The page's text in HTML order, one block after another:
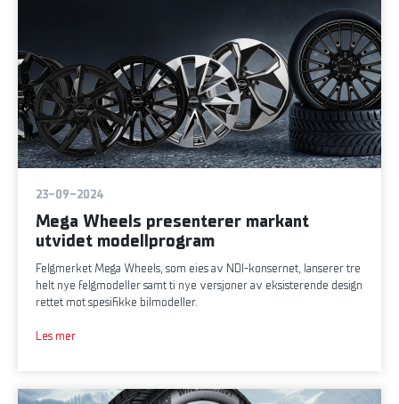
23-09-2024
Mega Wheels presenterer markant
utvidet modellprogram
Felgmerket Mega Wheels, som eies av NDI-konsernet, lanserer tre
helt nye felgmodeller samt ti nye versjoner av eksisterende design
rettet mot spesifikke bilmodeller.
Les mer